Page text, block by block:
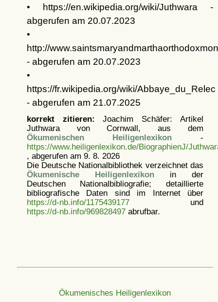
• https://en.wikipedia.org/wiki/Juthwara -
abgerufen am 20.07.2023
•
http://
- abgerufen am 20.07.2023
•
https://fr.wikipedia.org/wiki/Abbaye_du_Relec
- abgerufen am 21.07.2025
korrekt zitieren: Joachim Schäfer: Artikel
Juthwara von Cornwall, aus dem
Ökumenischen Heiligenlexikon -
https://www.heiligenlexikon.de/BiographienJ/
, abgerufen am 9. 8. 2026
Die Deutsche Nationalbibliothek verzeichnet das
Ökumenische Heiligenlexikonin der
Deutschen Nationalbibliografie; detaillierte
bibliografische Daten sind im Internet über
https://d-nb.info/1175439177und
https://d-nb.info/969828497abrufbar.
Ökumenisches Heiligenlexikon